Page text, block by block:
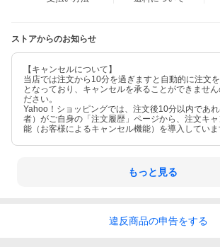
ストアからのお知らせ
【キャンセルについて】
当店では注文から10分を過ぎますと自動的に注文
となっており、キャンセルを承ることができません
ださい。
Yahoo！ショッピングでは、注文後10分以内であ
者）がご自身の「注文履歴」ページから、注文キ
能（お客様によるキャンセル機能）を導入していま
もっと見る
違反商品の申告をする